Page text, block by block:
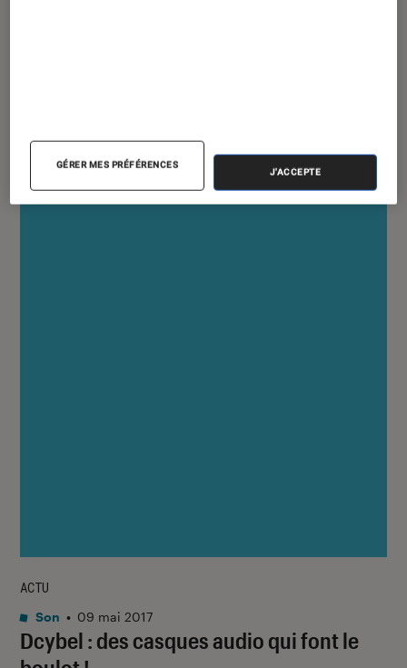
Dcybel : des casques audio qui font le
ACTU
Son • 09 mai 2017
GÉRER MES PRÉFÉRENCES
J'ACCEPTE